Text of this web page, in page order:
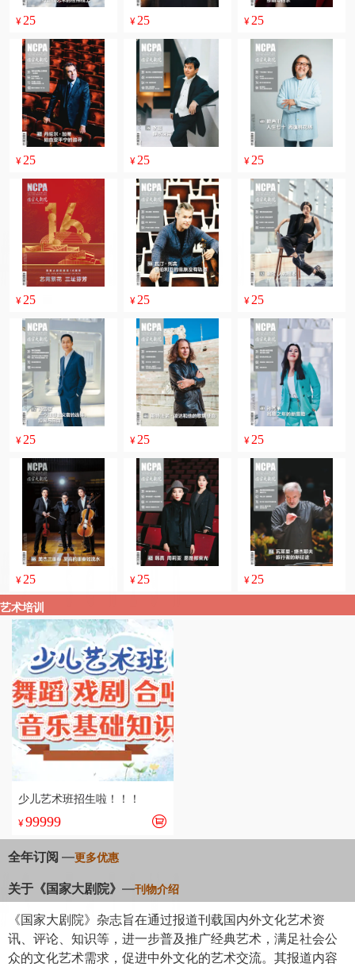
¥ 25 ¥ 25 ¥ 25
¥ 25 ¥ 25 ¥ 25
¥ 25 ¥ 25 ¥ 25
¥ 25 ¥ 25 ¥ 25
¥ 25 ¥ 25 ¥ 25
艺术培训
少儿艺术班招生啦！！！
¥99999
全年订阅 —更多优惠
关于《国家大剧院》 —刊物介绍
《国家大剧院》杂志旨在通过报道刊载国内外文化艺术资
讯、评论、知识等，进一步普及推广经典艺术，满足社会公
众的文化艺术需求，促进中外文化的艺术交流。其报道内容